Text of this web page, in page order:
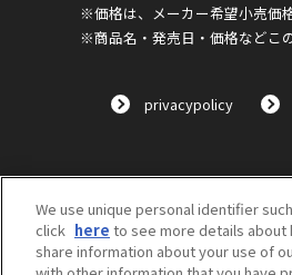
※価格は、メーカー希望小売価格
※商品名・発売日・価格などこ
privacypolicy
We use unique personal identifier
click here to see more details about
share information about your use of